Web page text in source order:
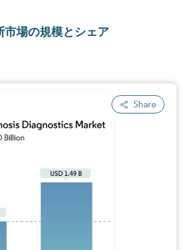
市場の規模とシェア
Share